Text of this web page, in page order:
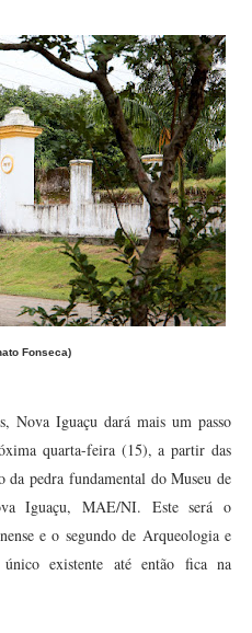
Fonseca)
Nova Iguaçu dará mais um passo
quarta-feira (15), a partir das
da pedra fundamental do Museu de
Iguaçu, MAE/NI. Este será o
e o segundo de Arqueologia e
existente até então fica na